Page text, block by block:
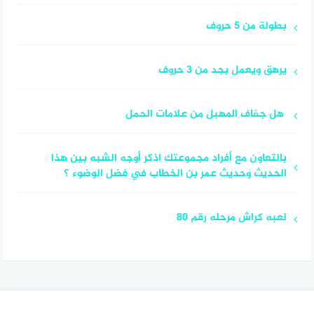
بطولة من 5 حروف
يرهق ويعمل بجد من 3 حروف
هل جفاف المهبل من علامات الحمل
بالتعاون مع أفراد مجموعتك اذكر أوجه الشبه بين هذا
الحديث وحديث عمر بن الخطاب في فضل الوضوء ؟
لعبه كراش مرحله رقم 80